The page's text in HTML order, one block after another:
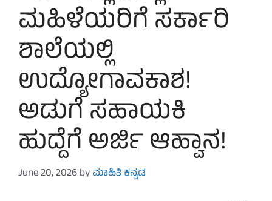
ಮಹಿಳೆಯರಿಗೆ ಸರ್ಕಾರಿ
ಶಾಲೆಯಲ್ಲಿ
ಉದ್ಯೋಗಾವಕಾಶ!
ಅಡುಗೆ ಸಹಾಯಕಿ
ಹುದ್ದೆಗೆ ಅರ್ಜಿ ಆಹ್ವಾನ!
June 20, 2026byಮಾಹಿತಿ ಕನ್ನಡ